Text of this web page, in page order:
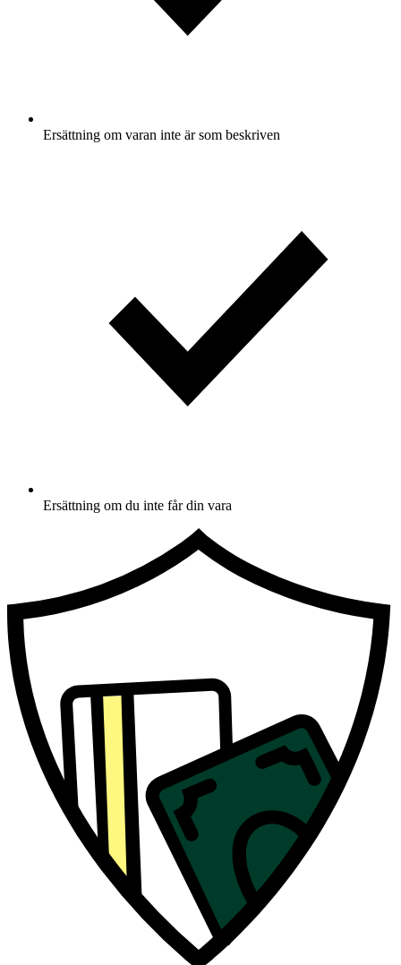
Ersättning om varan inte är som beskriven
Ersättning om du inte får din vara